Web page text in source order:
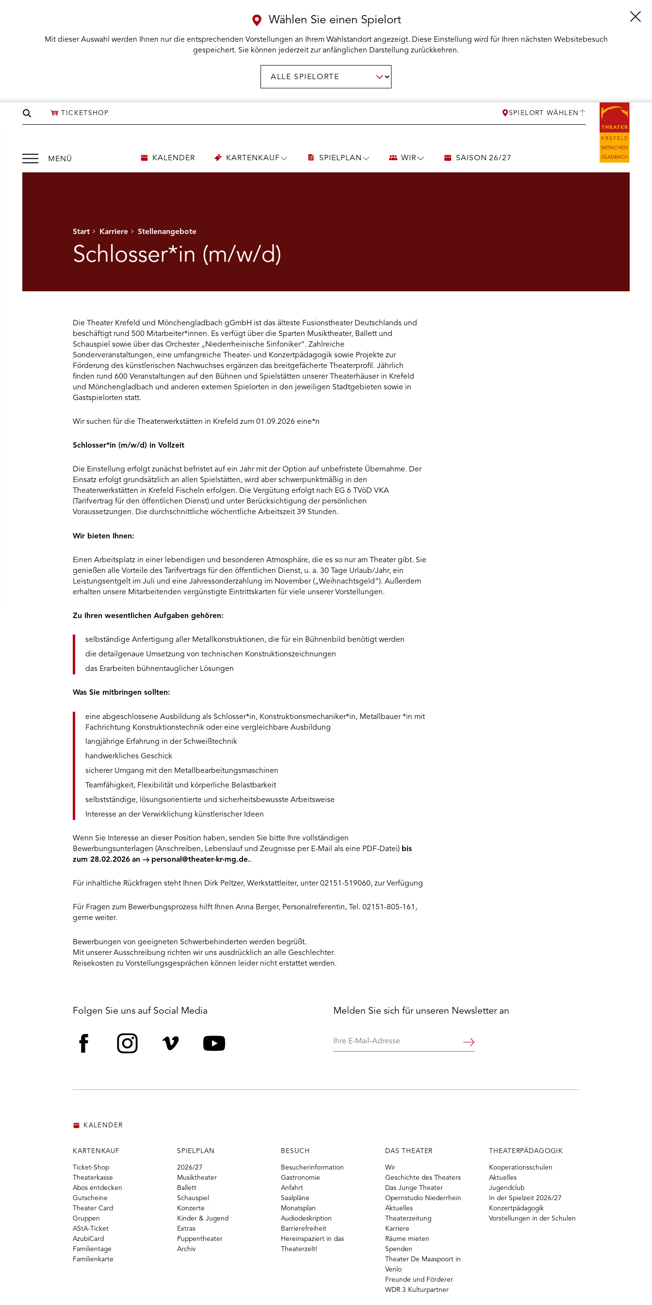
Seite
TICKETSHOP SPIELORT WÄHLEN
Wählen Sie einen Spielort
Mit dieser Auswahl werden Ihnen nur die entsprechenden Vorstellungen an Ihrem Wahlstandort angezeigt. Diese Einstellung wird für Ihren nächsten Websitebesuch
gespeichert. Sie können jederzeit zur anfänglichen Darstellung zurückkehren.
MENÜ
Menü
öffnen
SPIELPLAN ÖFFNEN
THEATERPÄDAGOGIK ÖFFNEN
BESUCH ÖFFNEN
KALENDER KARTENKAUF UNTERMENÜSPIELPLAN UNTERMENÜ
WIR UNTERMENÜSAISON 26/27
Start Karriere Stellenangebote
Schlosser*in (m/w/d)
Die Theater Krefeld und Mönchengladbach gGmbH ist das älteste Fusionstheater Deutschlands und
beschäftigt rund 500 Mitarbeiter*innen. Es verfügt über die Sparten Musiktheater, Ballett und
Schauspiel sowie über das Orchester „Niederrheinische Sinfoniker“. Zahlreiche
Sonderveranstaltungen, eine umfangreiche Theater- und Konzertpädagogik sowie Projekte zur
Förderung des künstlerischen Nachwuchses ergänzen das breitgefächerte Theaterprofil. Jährlich
finden rund 600 Veranstaltungen auf den Bühnen und Spielstätten unserer Theaterhäuser in Krefeld
und Mönchengladbach und anderen externen Spielorten in den jeweiligen Stadtgebieten sowie in
Gastspielorten statt.
Wir suchen für die Theaterwerkstätten in Krefeld zum 01.09.2026 eine*n
Schlosser*in (m/w/d) in Vollzeit
Die Einstellung erfolgt zunächst befristet auf ein Jahr mit der Option auf unbefristete Übernahme. Der
Einsatz erfolgt grundsätzlich an allen Spielstätten, wird aber schwerpunktmäßig in den
Theaterwerkstätten in Krefeld Fischeln erfolgen. Die Vergütung erfolgt nach EG 6 TVöD VKA
(Tarifvertrag für den öffentlichen Dienst) und unter Berücksichtigung der persönlichen
Voraussetzungen. Die durchschnittliche wöchentliche Arbeitszeit 39 Stunden.
Wir bieten Ihnen:
Einen Arbeitsplatz in einer lebendigen und besonderen Atmosphäre, die es so nur am Theater gibt. Sie
genießen alle Vorteile des Tarifvertrags für den öffentlichen Dienst, u. a. 30 Tage Urlaub/Jahr, ein
Leistungsentgelt im Juli und eine Jahressonderzahlung im November („Weihnachtsgeld“). Außerdem
erhalten unsere Mitarbeitenden vergünstigte Eintrittskarten für viele unserer Vorstellungen.
Zu Ihren wesentlichen Aufgaben gehören:
selbständige Anfertigung aller Metallkonstruktionen, die für ein Bühnenbild benötigt werden
die detailgenaue Umsetzung von technischen Konstruktionszeichnungen
das Erarbeiten bühnentauglicher Lösungen
Was Sie mitbringen sollten:
eine abgeschlossene Ausbildung als Schlosser*in, Konstruktionsmechaniker*in, Metallbauer *in mit
Fachrichtung Konstruktionstechnik oder eine vergleichbare Ausbildung
langjährige Erfahrung in der Schweißtechnik
handwerkliches Geschick
sicherer Umgang mit den Metallbearbeitungsmaschinen
Teamfähigkeit, Flexibilität und körperliche Belastbarkeit
selbstständige, lösungsorientierte und sicherheitsbewusste Arbeitsweise
Interesse an der Verwirklichung künstlerischer Ideen
Wenn Sie Interesse an dieser Position haben, senden Sie bitte Ihre vollständigen
Bewerbungsunterlagen (Anschreiben, Lebenslauf und Zeugnisse per E-Mail als eine PDF-Datei) bis
zum 28.02.2026 an personal@theater-kr-mg.de..
Für inhaltliche Rückfragen steht Ihnen Dirk Peltzer, Werkstattleiter, unter 02151-519060, zur Verfügung
Für Fragen zum Bewerbungsprozess hilft Ihnen Anna Berger, Personalreferentin, Tel. 02151-805-161,
gerne weiter.
Bewerbungen von geeigneten Schwerbehinderten werden begrüßt.
Mit unserer Ausschreibung richten wir uns ausdrücklich an alle Geschlechter.
Reisekosten zu Vorstellungsgesprächen können leider nicht erstattet werden.
Folgen Sie uns auf Social Media Melden Sie sich für unseren Newsletter an
Ihre
Weiter
KALENDER
KARTENKAUF
Ticket-Shop
Theaterkasse
Abos entdecken
Gutscheine
Theater Card
Gruppen
AStA-Ticket
AzubiCard
Familientage
Familienkarte
SPIELPLAN
2026/27
Musiktheater
Ballett
Schauspiel
Konzerte
Kinder & Jugend
Extras
Puppentheater
Archiv
BESUCH
Besucherinformation
Gastronomie
Anfahrt
Saalpläne
Monatsplan
Audiodeskription
Barrierefreiheit
Hereinspaziert in das
Theaterzelt!
DAS THEATER
Wir
Geschichte des Theaters
Das Junge Theater
Opernstudio Niederrhein
Aktuelles
Theaterzeitung
Karriere
Räume mieten
Spenden
Theater De Maaspoort in
Venlo
Freunde und Förderer
WDR 3 Kulturpartner
THEATERPÄDAGOGIK
Kooperationsschulen
Aktuelles
Jugendclub
In der Spielzeit 2026/27
Konzertpädagogik
Vorstellungen in der Schulen